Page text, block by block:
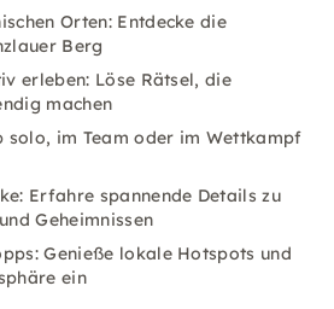
Orten: Entdecke die
Berg
erleben: Löse Rätsel, die
machen
solo, im Team oder im Wettkampf
Erfahre spannende Details zu
Geheimnissen
Genieße lokale Hotspots und
ein